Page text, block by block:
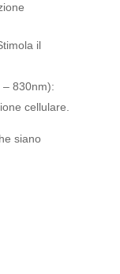
il
830nm):
cellulare.
siano